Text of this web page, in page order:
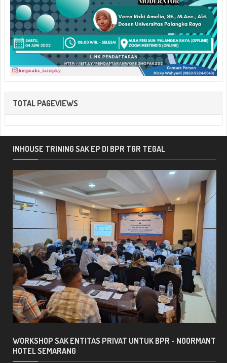
TOTAL PAGEVIEWS
INHOUSE TRINING SAK EP DI BPR TGR TEGAL
WORKSHOP SAK ENTITAS PRIVAT UNTUK BPR - NOORMANT
HOTEL SEMARANG